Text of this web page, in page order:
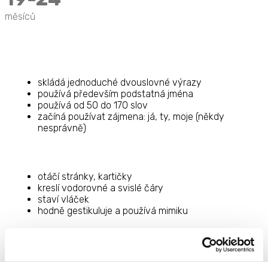
měsíců
skládá jednoduché dvouslovné výrazy
používá především podstatná jména
používá od 50 do 170 slov
začíná používat zájmena: já, ty, moje (někdy
nesprávně)
otáčí stránky, kartičky
kreslí vodorovné a svislé čáry
staví vláček
hodně gestikuluje a používá mimiku